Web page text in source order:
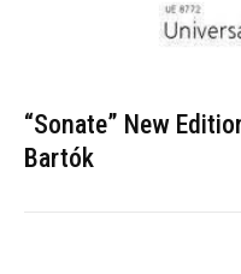
“Sonate” New
Bartók